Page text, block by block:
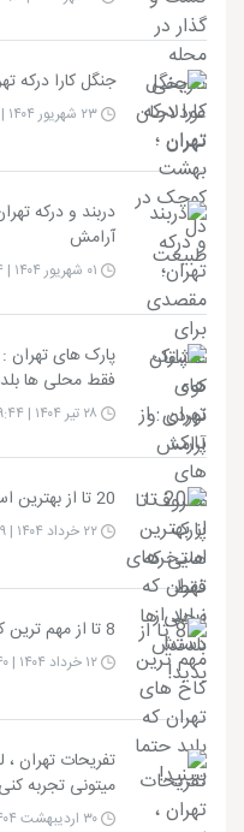
جنگل کارا
دربند و درکه
آرامش
پارک های تهران
فقط محلی ها
20 تا از بهترین استخرهای تهران که نباید از دستش بدید!
8 تا از مهم ترین کاخ های تهران که باید حتما ببینید!
تفریحات تهران
میتونی تجربه